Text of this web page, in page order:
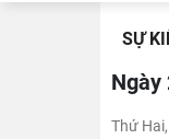
SỰ
Thứ